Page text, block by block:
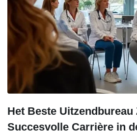
Het Beste
Succesvolle Carrière in